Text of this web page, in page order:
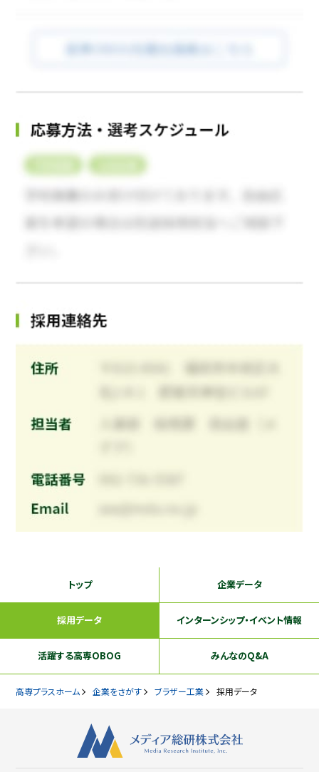
トップ 企業データ
採用データ インターンシップ・イベント情報
活躍する高専OBOG みんなのQ&A
高専プラスホーム 企業をさがす ブラザー工業 採用データ